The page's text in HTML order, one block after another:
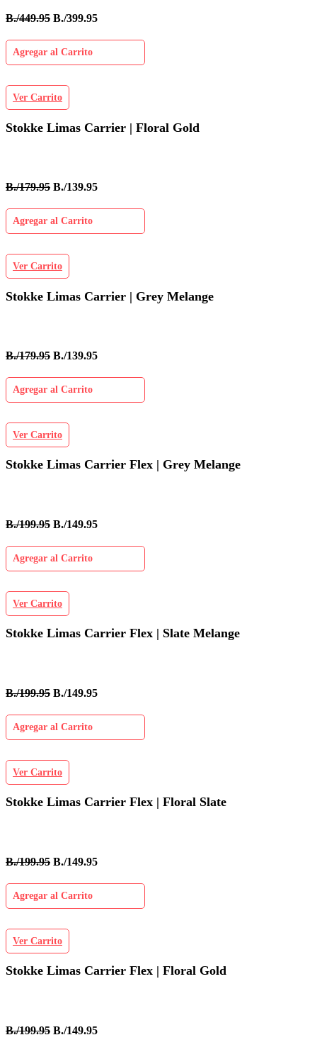
B./449.95 B./399.95
Agregar al Carrito
Ver Carrito
Stokke Limas Carrier | Floral Gold
B./179.95 B./139.95
Agregar al Carrito
Ver Carrito
Stokke Limas Carrier | Grey Melange
B./179.95 B./139.95
Agregar al Carrito
Ver Carrito
Stokke Limas Carrier Flex | Grey Melange
B./199.95 B./149.95
Agregar al Carrito
Ver Carrito
Stokke Limas Carrier Flex | Slate Melange
B./199.95 B./149.95
Agregar al Carrito
Ver Carrito
Stokke Limas Carrier Flex | Floral Slate
B./199.95 B./149.95
Agregar al Carrito
Ver Carrito
Stokke Limas Carrier Flex | Floral Gold
B./199.95 B./149.95